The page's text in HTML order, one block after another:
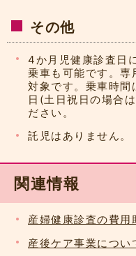
その他
4か月児健康診査日
乗車も可能です。専
対象です。乗車時間
日(土日祝日の場合
ださい。
託児はありません。
関連情報
産婦健康診査の費用
産後ケア事業につい